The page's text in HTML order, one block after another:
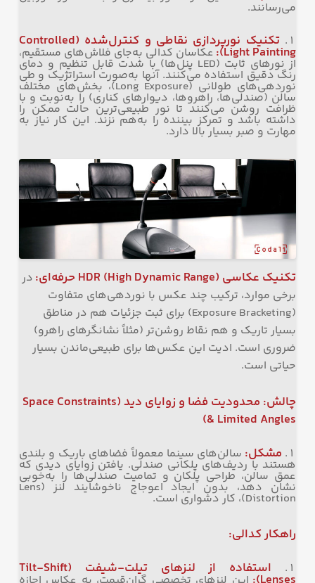
می‌رسانند.
تکنیک نورپردازی نقاطی و کنترل‌شده (Controlled
Light Painting): عکاسان کدالی به‌جای فلاش‌های مستقیم،
از نورهای ثابت (LED پنل‌ها) با شدت قابل تنظیم و دمای
رنگ دقیق استفاده می‌کنند. آنها به‌صورت استراتژیک و طی
نوردهی‌های طولانی (Long Exposure)، بخش‌های مختلف
سالن (صندلی‌ها، راهروها، دیوارهای کناری) را به‌نوبت و با
ظرافت روشن می‌کنند تا نور طبیعی‌ترین حالت ممکن را
داشته باشد و تمرکز بیننده را به‌هم نزند. این کار نیاز به
مهارت و صبر بسیار بالا دارد.
تکنیک عکاسی حرفه‌ای: در
برخی موارد، ترکیب چند عکس با نوردهی‌های متفاوت
(Exposure Bracketing) برای ثبت جزئیات هم در مناطق
بسیار تاریک و هم نقاط روشن‌تر (مثلاً نشانگرهای راهرو)
ضروری است. ادیت این عکس‌ها برای طبیعی‌ماندن بسیار
حیاتی است.
چالش: محدودیت فضا و زوایای دید (Space Constraints
& Limited Angles)
مشکل: سالن‌های سینما معمولاً فضاهای باریک و بلندی
هستند با ردیف‌های پلکانی صندلی. یافتن زوایای دیدی که
عمق سالن، طراحی پلکان و تمامیت صندلی‌ها را به‌خوبی
نشان دهد، بدون ایجاد اعوجاج ناخوشایند لنز (Lens
Distortion)، کار دشواری است.
راهکار کدالی:
استفاده از لنزهای تیلت-شیفت
(Tilt-Shift